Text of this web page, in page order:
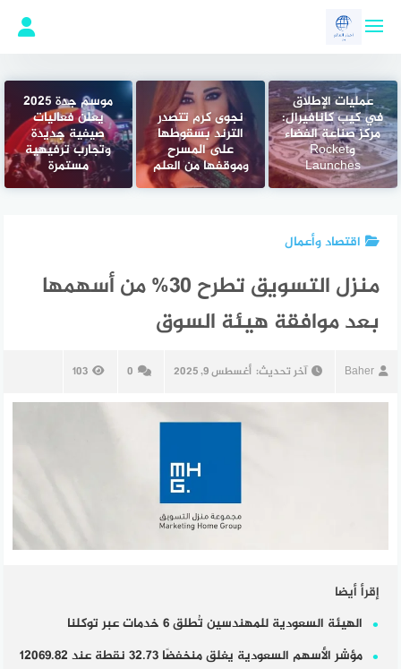
عمليات الإطلاق
في كيب كانافيرال:
مركز صناعة الفضاء
وRocket
Launches
نجوى كرم تتصدر
الترند بسقوطها
على المسرح
وموقفها من العلم
موسم جدة 2025
يعلن فعاليات
صيفية جديدة
وتجارب ترفيهية
مستمرة
اقتصاد وأعمال
منزل التسويق تطرح 30% من أسهمها
بعد موافقة هيئة السوق
Baher آخر تحديث: أغسطس 9, 2025 0
103
إقرأ أيضا
الهيئة السعودية للمهندسين تُطلق 6 خدمات عبر توكلنا
مؤشر الأسهم السعودية يغلق منخفضًا 32.73 نقطة عند 12069.82